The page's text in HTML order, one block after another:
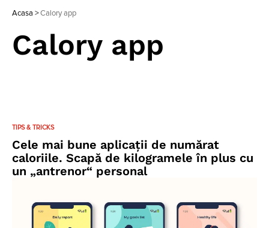
Acasa >Calory app
Calory app
TIPS & TRICKS
Cele mai bune aplicații de numărat
caloriile. Scapă de kilogramele în plus cu
un „antrenor“ personal